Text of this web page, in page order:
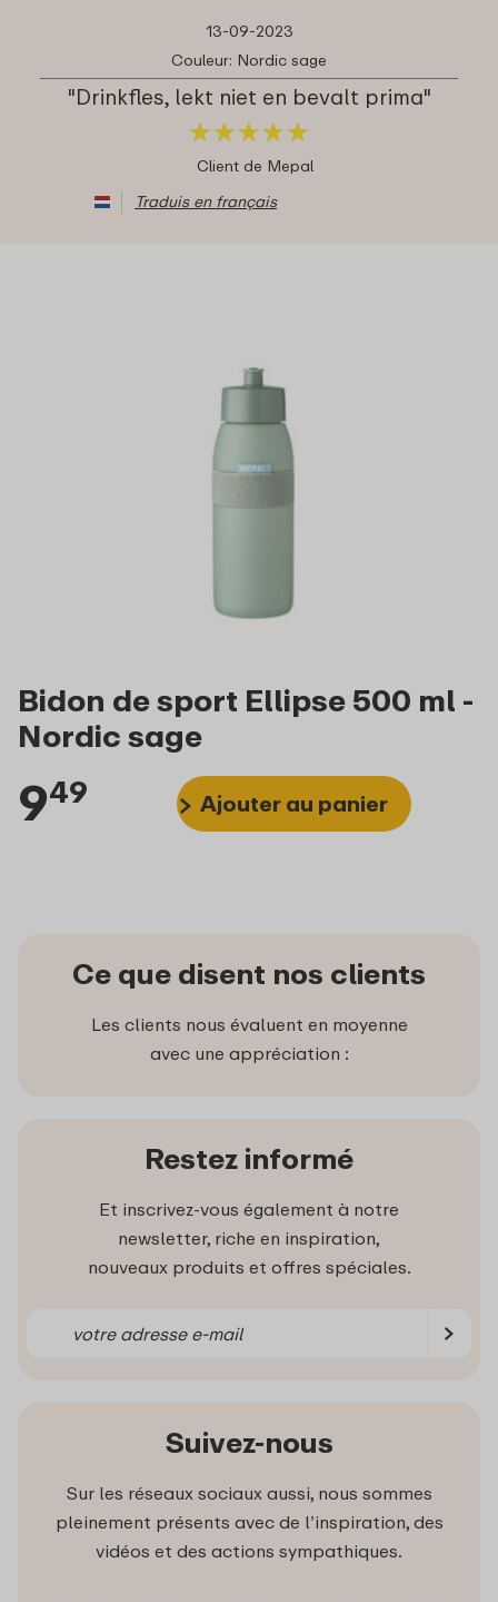
13-09-2023
Couleur: Nordic sage
"Drinkfles, lekt niet en bevalt prima"
★★★★★
★★★★★
Client de Mepal
Traduis en français
Bidon de sport Ellipse 500 ml -
Nordic sage
949 Ajouter au panier
Ce que disent nos clients
Les clients nous évaluent en moyenne
avec une appréciation :
Restez informé
Et inscrivez-vous également à notre
newsletter, riche en inspiration,
nouveaux produits et offres spéciales.
Suivez-nous
Sur les réseaux sociaux aussi, nous sommes
pleinement présents avec de l’inspiration, des
vidéos et des actions sympathiques.